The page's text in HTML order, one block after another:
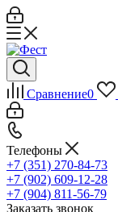
Сравнение0
Телефоны
+7 (351) 270-84-73
+7 (902) 609-12-28
+7 (904) 811-56-79
Заказать звонок